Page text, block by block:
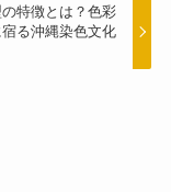
特徴とは？色彩
る沖縄染色文化